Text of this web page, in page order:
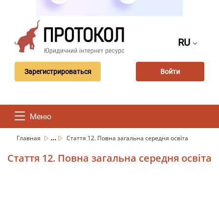
RU
Зарегистрироваться Войти
Меню
Главная ... Стаття 12. Повна загальна середня освіта
Стаття 12. Повна загальна середня освіта